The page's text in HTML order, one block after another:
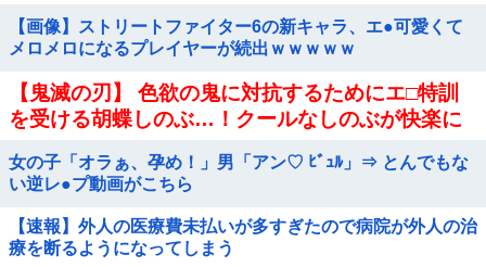
【画像】ストリートファイター6の新キャラ、エ●可愛くて
メロメロになるプレイヤーが続出ｗｗｗｗｗ
【鬼滅の刃】 色欲の鬼に対抗するためにエ□特訓
を受ける胡蝶しのぶ…！クールなしのぶが快楽に
女の子「オラぁ、孕め！」男「アン♡ ﾋﾞｭﾙ」⇒ とんでもな
い逆レ●プ動画がこちら
【速報】外人の医療費未払いが多すぎたので病院が外人の治
療を断るようになってしまう